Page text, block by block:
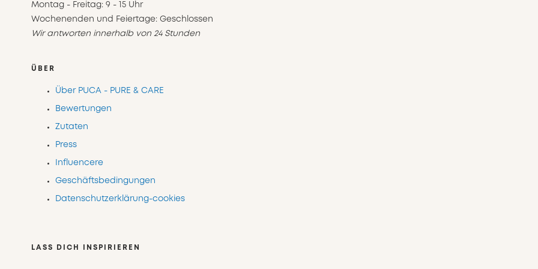
Montag - Freitag: 9 - 15 Uhr
Wochenenden und Feiertage: Geschlossen
Wir antworten innerhalb von 24 Stunden
ÜBER
Über PUCA - PURE & CARE
Bewertungen
Zutaten
Press
Influencere
Geschäftsbedingungen
Datenschutzerklärung-cookies
LASS DICH INSPIRIEREN